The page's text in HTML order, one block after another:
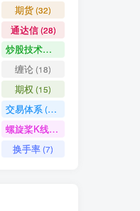
期货(32)
通达信(28)
炒股技术形态
缠论(18)
期权 (15)
交易体系(12)
螺旋桨K线
(11)
换手率(7)
标代码图解
股你必须懂的暗语！